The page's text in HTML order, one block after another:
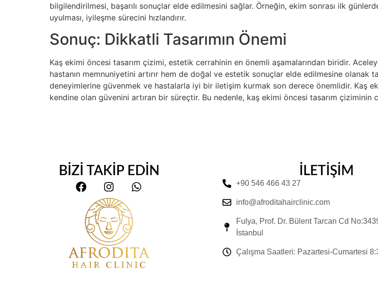
bilgilendirilmesi, başarılı sonuçlar elde edilmesini sağlar. Örneğin, ekim sonrası ilk
uyulması, iyileşme sürecini hızlandırır.
Sonuç: Dikkatli Tasarımın Önemi
Kaş ekimi öncesi tasarım çizimi, estetik cerrahinin en önemli aşamalarından biridir.
hastanın memnuniyetini artırır hem de doğal ve estetik sonuçlar elde edilmesine olanak
deneyimlerine güvenmek ve hastalarla iyi bir iletişim kurmak son derece önemlidir. Kaş
kendine olan güvenini artıran bir süreçtir. Bu nedenle, kaş ekimi öncesi tasarım çiziminin
BİZİ TAKİP EDİN İLETİŞİM
+90 546 466 43 27
info@afroditahairclinic.com
Fulya, Prof. Dr. Bülent Tarcan Cd
İstanbul
Çalışma Saatleri: Pazartesi-Cumartesi